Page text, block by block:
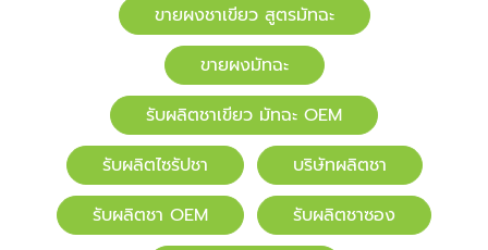
ขายผงชาเขียว สูตรมัทฉะ
ขายผงมัทฉะ
รับผลิตชาเขียว มัทฉะ OEM
รับผลิตไซรัปชา
บริษัทผลิตชา
รับผลิตชา OEM
รับผลิตชาซอง